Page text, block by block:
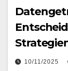
10/11/2025